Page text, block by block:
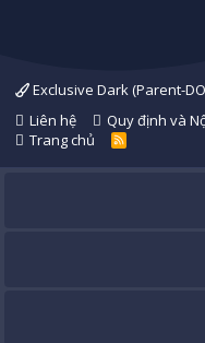
Exclusive Dark (Parent-
Liên hệ
Quy định và
Trang chủ
R
S